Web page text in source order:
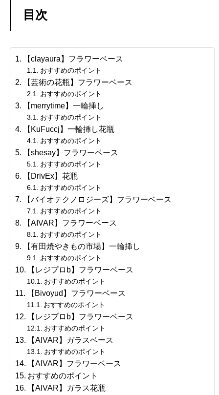
目次
【clayaura】フラワーベース
おすすめのポイント
【芸術の花瓶】フラワーベース
おすすめのポイント
【merrytime】一輪挿し
おすすめのポイント
【KuFuccj】一輪挿し花瓶
おすすめのポイント
【shesay】フラワーベース
おすすめのポイント
【DrivEx】花瓶
おすすめのポイント
【バイオテクノロジーズ】フラワーベース
おすすめのポイント
【AIVAR】フラワーベース
おすすめのポイント
【有田焼やきもの市場】一輪挿し
おすすめのポイント
【レジプロb】フラワーベース
おすすめのポイント
【Bivoyud】フラワーベース
おすすめのポイント
【レジプロb】フラワーベース
おすすめのポイント
【AIVAR】ガラスベース
おすすめのポイント
【AIVAR】フラワーベース
おすすめのポイント
【AIVAR】ガラス花瓶